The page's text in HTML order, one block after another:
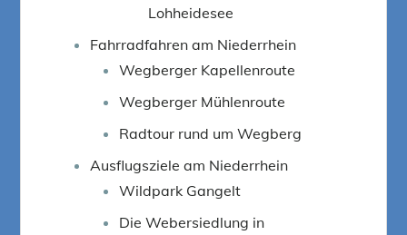
Lohheidesee
Fahrradfahren am Niederrhein
Wegberger Kapellenroute
Wegberger Mühlenroute
Radtour rund um Wegberg
Ausflugsziele am Niederrhein
Wildpark Gangelt
Die Webersiedlung in